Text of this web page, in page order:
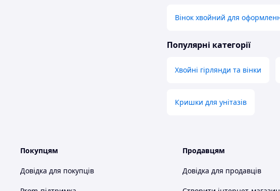
Вінок хвойний для
Популярні категорії
Хвойні гірлянди та вінки
Кришки для унітазів
Покупцям
Довідка для покупців
Продавцям
Довідка для продавців